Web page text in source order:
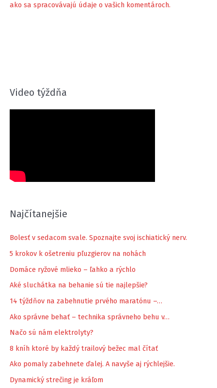
ako sa spracovávajú údaje o vašich komentároch.
Video týždňa
Najčítanejšie
Bolesť v sedacom svale. Spoznajte svoj ischiatický nerv.
5 krokov k ošetreniu pľuzgierov na nohách
Domáce ryžové mlieko – ľahko a rýchlo
Aké sluchátka na behanie sú tie najlepšie?
14 týždňov na zabehnutie prvého maratónu –…
Ako správne behať – technika správneho behu v…
Načo sú nám elektrolyty?
8 kníh ktoré by každý trailový bežec mal čítať
Ako pomaly zabehnete ďalej. A navyše aj rýchlejšie.
Dynamický strečing je kráľom